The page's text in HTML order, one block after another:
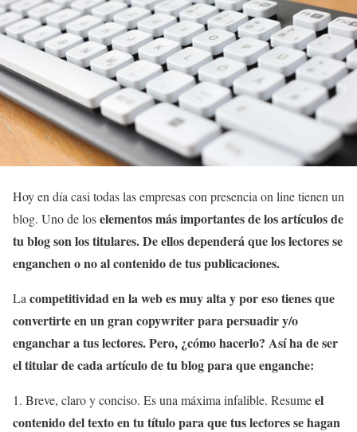
Hoy en día casi todas las empresas con presencia on line tienen un
blog. Uno de loselementos más importantes de los artículosde
tu blog son los titulares. De ellos dependerá que los lectores se
enganchen o no al contenido de tus publicaciones.
La competitividad en la web es muy alta y por eso tienes que
convertirte en un grancopywriterpara persuadir y/o
enganchar a tus lectores. Pero, ¿cómo hacerlo? Así ha de ser
el titular de cada artículo de tu blog para que enganche:
1. Breve, claro y conciso. Es una máxima infalible. Resumeel
contenido del texto en tu título para que tus lectores se hagan